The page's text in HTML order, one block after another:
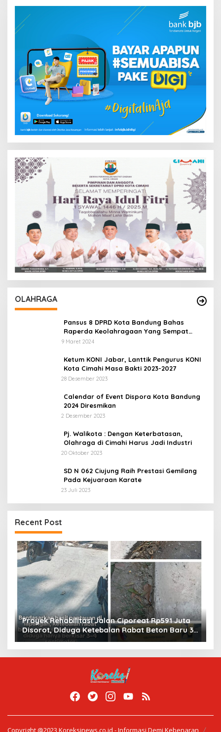
OLAHRAGA
Pansus 8 DPRD Kota Bandung Bahas
Raperda Keolahragaan Yang Sempat
Tertunda
9 Maret 2024
Ketum KONI Jabar, Lanttik Pengurus KONI
Kota Cimahi Masa Bakti 2023-2027
28 Desember 2023
Calendar of Event Dispora Kota Bandung
2024 Diresmikan
2 Desember 2023
Pj. Walikota : Dengan Keterbatasan,
Olahraga di Cimahi Harus Jadi Industri
20 Oktober 2023
SD N 062 Ciujung Raih Prestasi Gemilang
Pada Kejuaraan Karate
23 Juli 2023
Recent Post
Proyek Rehabilitasi Jalan Ciporeat Rp591 Juta
Disorot, Diduga Ketebalan Rabat Beton Baru 3–
4 Cm, Pelaksana Belum Berikan Penjelasan
Copyright @2023 Koreksinews.co.id - Informasi Demi Kebenaran